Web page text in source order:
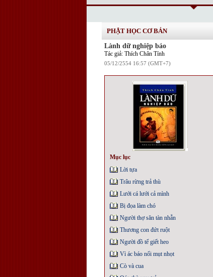
PHẬT HỌC CƠ BẢN
Lành dữ nghiệp báo
Tác giả: Thích Chân Tính
05/12/2554 16:57 (GMT+7)
Mục lục
Lời tựa
Trâu rừng trả thù
Lưới cá lưới cả mình
Bị đọa làm chó
Người thợ săn tàn nhẫn
Thương con đứt ruột
Người đồ tể giết heo
Vì ác báo nổi mụt nhọt
Cò và cua